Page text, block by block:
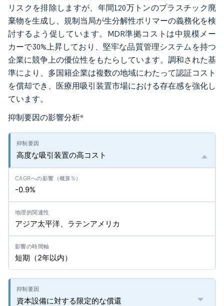
リスクを排除しますが、年間120万トンのプラスチック廃
棄物を生成し、規制当局が生分解性ポリマーの義務化を検
討するよう促しています。MDR準拠コストは中規模メー
カーで30%上昇しており、堅牢な品質管理システムを持つ
企業に競争上の優位性をもたらしています。調和された基
準により、多国籍企業は複数の地域にわたって認証コスト
を償却でき、医療用吸引装置市場における存在感を強化し
ています。
抑制要因の影響分析*
高度な吸引装置の高コスト
-0.9%
アジア太平洋、ラテンアメリカ
短期（2年以内）
資本設備に対する限定的な償還